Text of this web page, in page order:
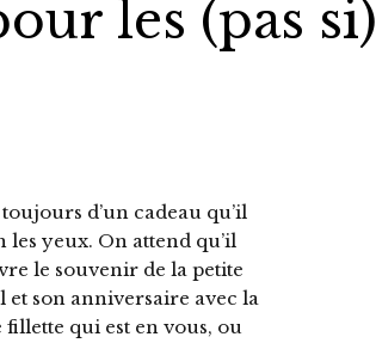
les (pas si)
d’un cadeau qu’il
yeux. On attend qu’il
le souvenir de la petite
son anniversaire avec la
qui est en vous, ou